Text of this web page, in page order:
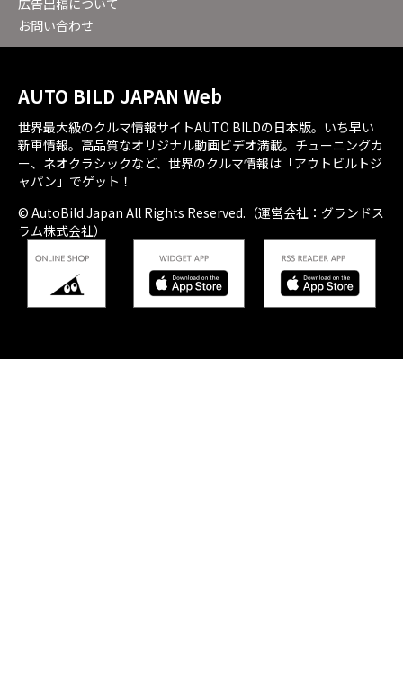
お問い合わせ
AUTO BILD JAPAN Web
世界最大級のクルマ情報サイトAUTO BILDの日本版。いち早い
新車情報。高品質なオリジナル動画ビデオ満載。チューニングカ
ー、ネオクラシックなど、世界のクルマ情報は「アウトビルトジ
ャパン」でゲット！
© AutoBild Japan All Rights Reserved.（運営会社：グランドス
ラム株式会社）